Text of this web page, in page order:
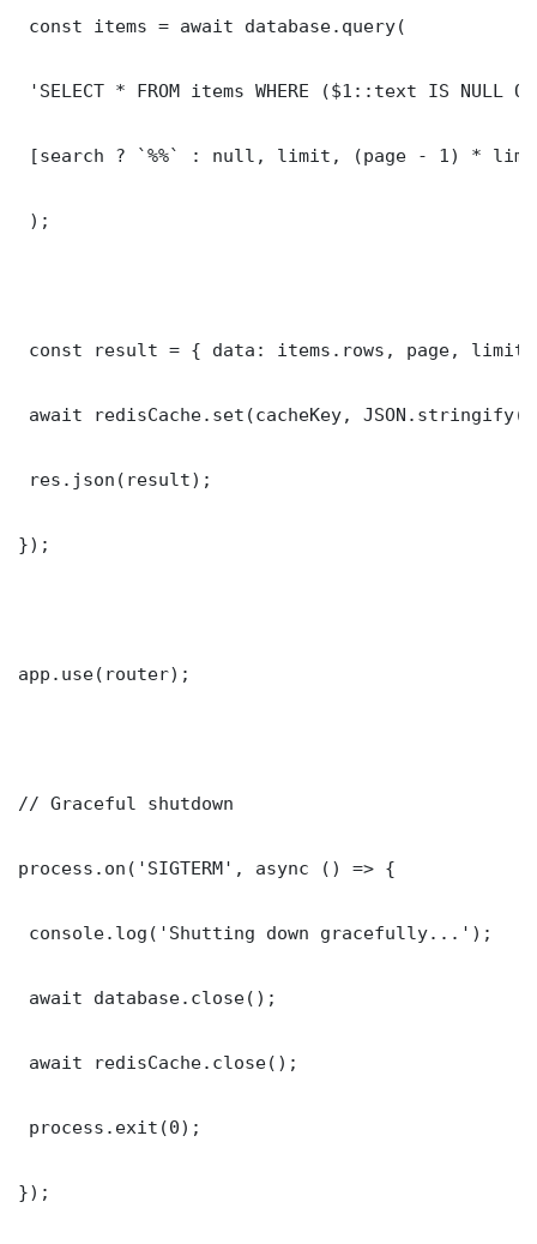
const items = await database.query(
'SELECT * FROM items WHERE ($1::text IS NULL
[search ? `%%` : null, limit, (page - 1) *
);
const result = { data: items.rows, page,
await redisCache.set(cacheKey,
res.json(result);
});
app.use(router);
// Graceful shutdown
process.on('SIGTERM', async () => {
console.log('Shutting down gracefully...');
await database.close();
await redisCache.close();
process.exit(0);
});